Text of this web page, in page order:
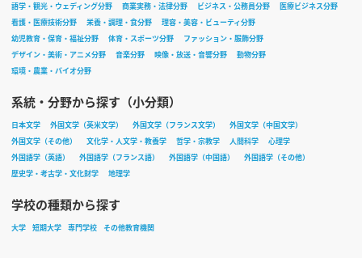
語学・観光・ウェディング分野
商業実務・法律分野 ビジネス・公務員分野
医療ビジネス分野
看護・医療技術分野
栄養・調理・食分野
理容・美容・ビューティ分野
幼児教育・保育・福祉分野
体育・スポーツ分野
ファッション・服飾分野
デザイン・美術・アニメ分野
音楽分野 映像・放送・音響分野
動物分野
環境・農業・バイオ分野
系統・分野から探す（小分類）
日本文学 外国文学（英米文学） 外国文学（フランス文学）
外国文学（中国文学）
外国文学（その他）
文化学・人文学・教養学 哲学・宗教学 人間科学
心理学
外国語学（英語）
外国語学（フランス語） 外国語学（中国語）
外国語学（その他）
歴史学・考古学・文化財学
地理学
学校の種類から探す
大学 短期大学 専門学校 その他教育機関